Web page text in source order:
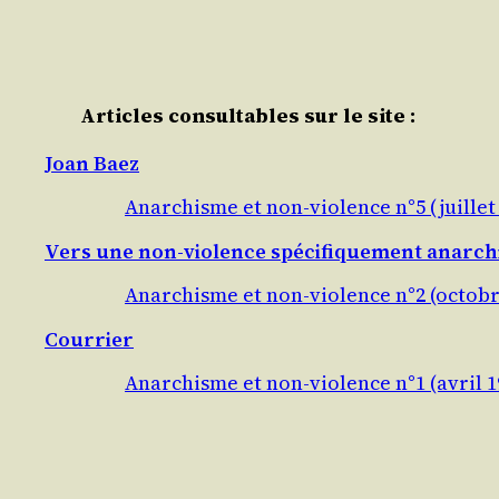
Articles consultables sur le site :
Joan Baez
Anarchisme et non-violence n°5 (juillet
Vers une non-violence spécifiquement
Anarchisme et non-violence n°2
Courrier
Anarchisme et non-violence n°1 (avril